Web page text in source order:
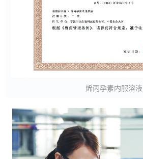
烯丙孕素内服溶液